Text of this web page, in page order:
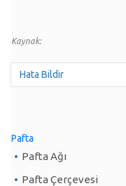
Kaynak:
Hata Bildir
Pafta
Pafta Ağı
Pafta Çerçevesi